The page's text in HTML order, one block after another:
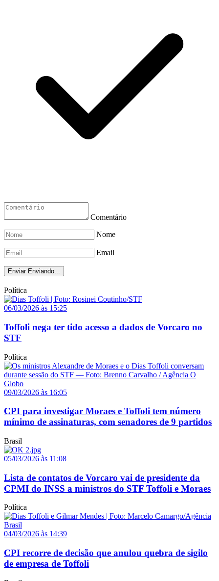
Comentário
Nome
Email
Enviar Enviando...
Política
06/03/2026 às 15:25
Toffoli nega ter tido acesso a dados de Vorcaro no
STF
Política
09/03/2026 às 16:05
CPI para investigar Moraes e Toffoli tem número
mínimo de assinaturas, com senadores de 9 partidos
Brasil
05/03/2026 às 11:08
Lista de contatos de Vorcaro vai de presidente da
CPMI do INSS a ministros do STF Toffoli e Moraes
Política
04/03/2026 às 14:39
CPI recorre de decisão que anulou quebra de sigilo
de empresa de Toffoli